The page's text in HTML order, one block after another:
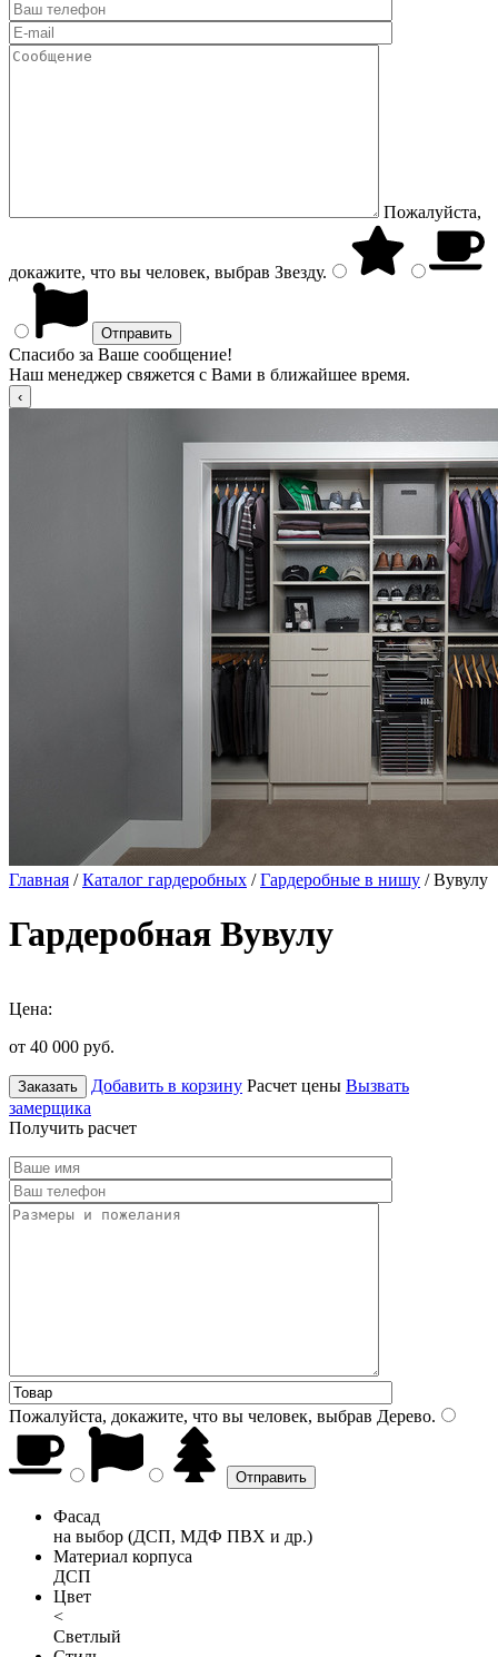
Пожалуйста,
докажите, что вы человек, выбрав Звезду.
Спасибо за Ваше сообщение!
Наш менеджер свяжется с Вами в ближайшее время.
Главная /Каталог гардеробных /Гардеробные в нишу / Вувулу
Гардеробная Вувулу
Цена:
от 40 000 руб.
Заказать Добавить в корзину Расчет цены Вызвать
замерщика
Получить расчет
Пожалуйста, докажите, что вы человек, выбрав Дерево.
Фасад
на выбор (ДСП, МДФ ПВХ и др.)
Материал корпуса
ДСП
Цвет
<
Светлый